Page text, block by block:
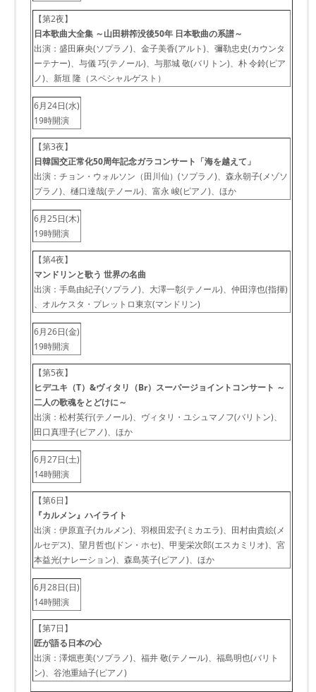
【第2夜】
日本歌曲大全集 ～山田耕筰没後50年 日本歌曲の系譜～
出演：盛田麻央(ソプラノ)、金子美香(アルト)、彌勒忠史(カウンタ
ーテナー)、与儀 巧(テノール)、与那城 敬(バリトン)、朴 令鈴(ピア
ノ)、新垣 隆（スペシャルゲスト）
6月24日(水)
19時開演
【第3夜】
日韓国交正常化50周年記念ガラコンサート「海を越えて」
出演：チョン・ウォルソン（田川仙）(ソプラノ)、森永朝子(メゾソ
プラノ)、樋口達哉(テノール)、富永 峻(ピアノ)、ほか
6月25日(木)
19時開演
【第4夜】
マンドリンと歌う 世界の名曲
出演：手島由紀子(ソプラノ)、大澤一彰(テノール)、仲田淳也(指揮)
、オルケスタ・プレットロ東京(マンドリン)
6月26日(金)
19時開演
【第5夜】
ヒデユキ（T）&ヴィタリ（Br）スーパージョイントコンサート ～
二人の歌魂をとどけに～
出演：松村英行(テノール)、ヴィタリ・ユシュマノフ(バリトン)、
田口真理子(ピアノ)、ほか
6月27日(土)
14時開演
【第6日】
『カルメン』ハイライト
出演：伊原直子(カルメン)、羽根田宏子(ミカエラ)、田村由貴絵(メ
ルセデス)、望月哲也(ドン・ホセ)、甲斐栄次郎(エスカミリオ)、宮
本益光(ナレーション)、森島英子(ピアノ)、ほか
6月28日(日)
14時開演
【第7日】
匠が語る日本の心
出演：澤畑恵美(ソプラノ)、福井 敬(テノール)、福島明也(バリト
ン)、谷池重紬子(ピアノ)